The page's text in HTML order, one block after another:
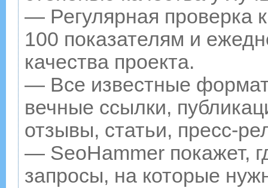
— Регулярная проверка
100 показателям и
качества проекта.
— Все известные
вечные ссылки,
отзывы, статьи, пресс-
— SeoHammer покажет,
запросы, на которые